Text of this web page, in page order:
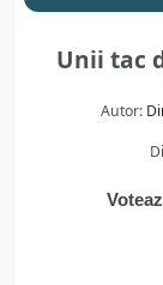
Unii tac
Autor: